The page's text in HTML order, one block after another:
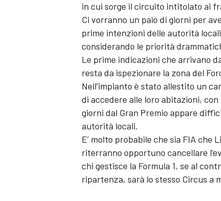
MONOPOSTO
in cui sorge il circuito intitolato ai
Ci vorranno un paio di giorni per
prime intenzioni delle autorità
considerando le priorità
Le prime indicazioni che arrivano
resta da ispezionare la zona del
Nell’impianto è stato allestito un
di accedere alle loro abitazioni,
giorni dal Gran Premio appare
autorità locali.
E’ molto probabile che sia FIA che
riterranno opportuno cancellare
chi gestisce la Formula 1, se al
ripartenza, sarà lo stesso Circus a